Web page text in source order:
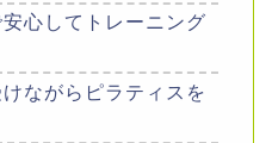
心してトレーニング
ながらピラティスを